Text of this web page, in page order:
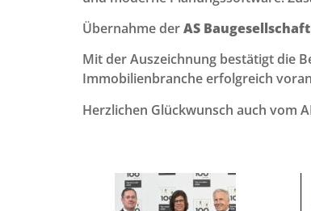
Übernahme derAS
Mit der Auszeichnung bestätigt die
Immobilienbranche erfolgreich
Herzlichen Glückwunsch auch vom